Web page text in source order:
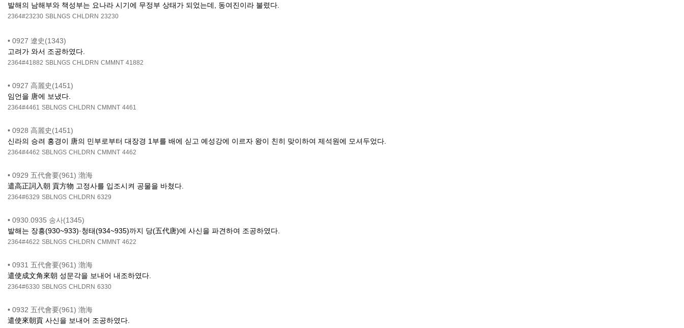
발해의 남해부와 책성부는 요나라 시기에 무정부 상태가 되었는데, 동여진이라 불렸다.
2364#23230 SBLNGS CHLDRN 23230
• 0927 遼史(1343)
고려가 와서 조공하였다.
2364#41882 SBLNGS CHLDRN CMMNT 41882
• 0927 高麗史(1451)
임언을 唐에 보냈다.
2364#4461 SBLNGS CHLDRN CMMNT 4461
• 0928 高麗史(1451)
신라의 승려 홍경이 唐의 민부로부터 대장경 1부를 배에 싣고 예성강에 이르자 왕이 친히 맞이하여 제석원에 모셔두었다.
2364#4462 SBLNGS CHLDRN CMMNT 4462
• 0929 五代會要(961) 渤海
遣高正詞入朝 貢方物 고정사를 입조시켜 공물을 바쳤다.
2364#6329 SBLNGS CHLDRN 6329
• 0930.0935 송사(1345)
발해는 장흥(930~933)·청태(934~935)까지 당(五代唐)에 사신을 파견하여 조공하였다.
2364#4622 SBLNGS CHLDRN CMMNT 4622
• 0931 五代會要(961) 渤海
遣使成文角來朝 성문각을 보내어 내조하였다.
2364#6330 SBLNGS CHLDRN 6330
• 0932 五代會要(961) 渤海
遣使來朝貢 사신을 보내어 조공하였다.